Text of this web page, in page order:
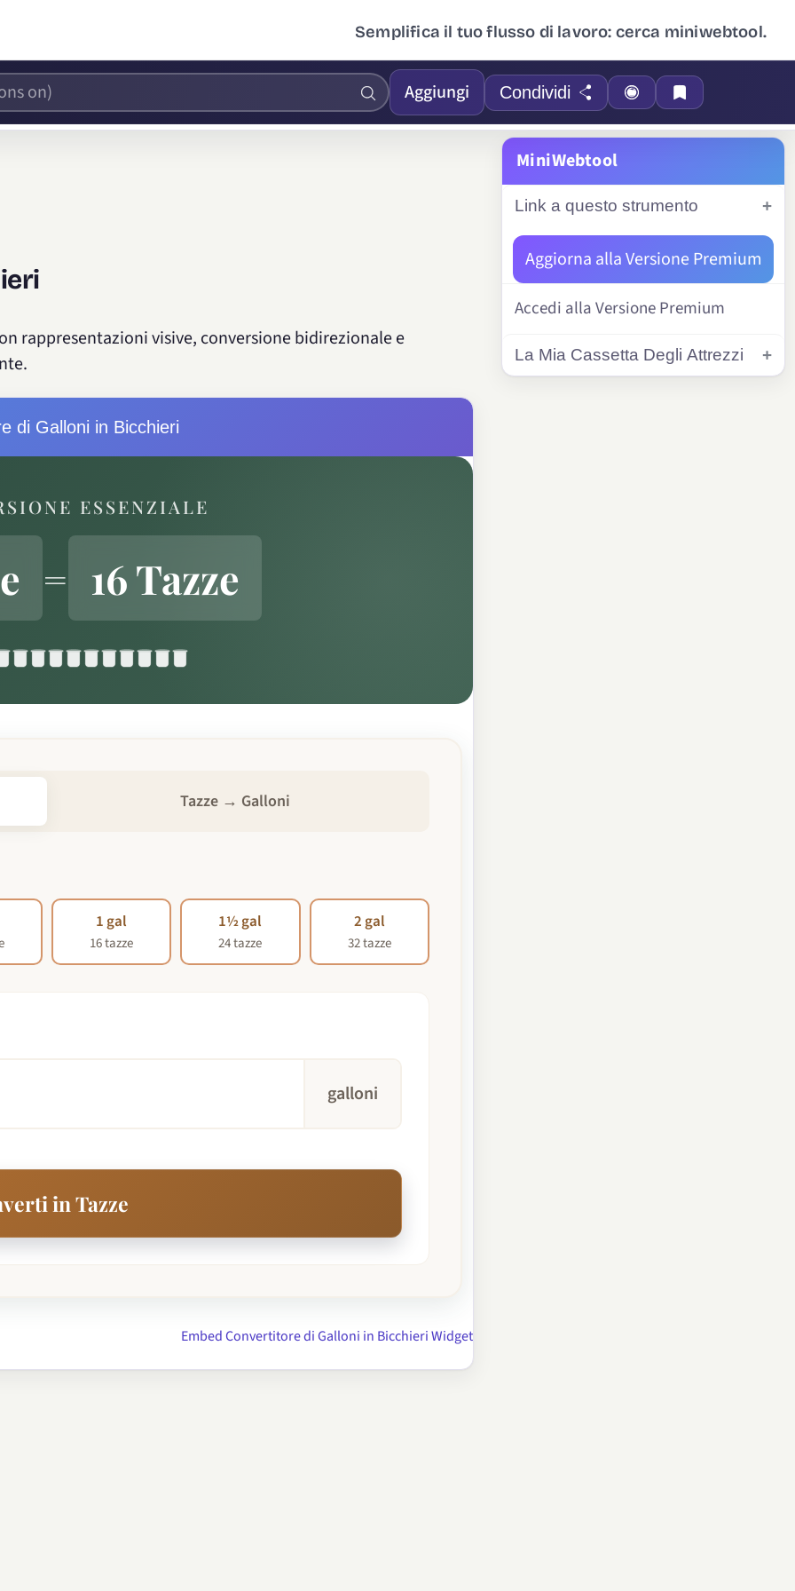
Semplifica il tuo flusso di lavoro: cerca miniwebtool.
Aggiungi Condividi
rappresentazioni visive, conversione bidirezionale e
di Galloni in Bicchieri
ESSENZIALE
= 16 Tazze
Tazze → Galloni
1 gal
16 tazze
1½ gal
24 tazze
2 gal
32 tazze
galloni
in Tazze
Embed Convertitore di Galloni in Bicchieri Widget
MiniWebtool
Link a questo strumento
Aggiorna alla Versione Premium
Accedi alla Versione Premium
La Mia Cassetta Degli Attrezzi